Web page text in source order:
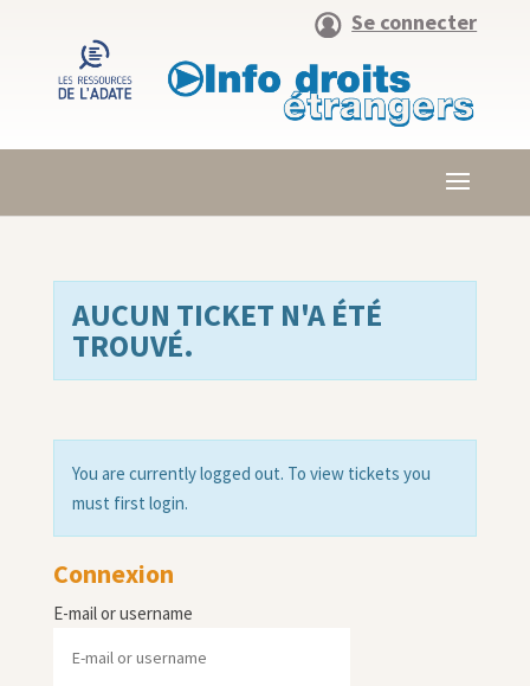
Se connecter
AUCUN TICKET N'A ÉTÉ
TROUVÉ.
You are currently logged out. To view tickets you
must first login.
Connexion
E-mail or username